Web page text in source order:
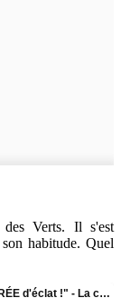
Verts. Il s'est
habitude. Quel